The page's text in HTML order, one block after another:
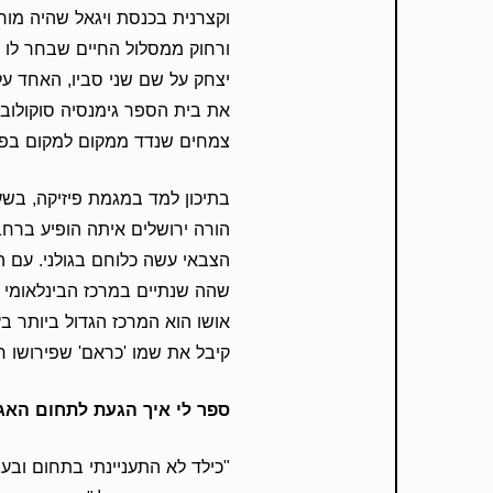
וקצרנית בכנסת ויגאל שהיה
ורחוק ממסלול החיים שבחר
יצחק על שם שני סביו, האחד
את בית הספר גימנסיה
צמחים שנדד ממקום למקום
בתיכון למד במגמת פיזיקה,
הורה ירושלים איתה הופיע
הצבאי עשה כלוחם בגולני.
שהה שנתיים במרכז
אושו הוא המרכז הגדול ביותר
קיבל את שמו 'כראם' שפירושו
ספר לי איך הגעת לתחום